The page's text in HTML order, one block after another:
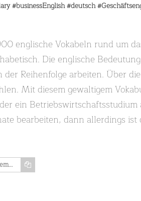
#businessEnglish#deutsch
englische Vokabeln rund um
Die englische
Reihenfolge arbeiten. Über
Mit diesem gewaltigem
ein
bearbeiten, dann allerdings ist
https://www.memozing.com/en/courses/in-diesem-vokabelmonster-lernst-du-3900-englische-vokabeln-rund-um-das-thema-business-und-geschaftsleben-buchstabe-v-w-teil-37-7db886f49db1c25a74fde69